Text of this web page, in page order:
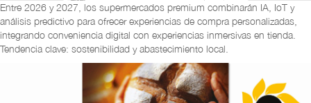
Entre 2026 y 2027, los supermercados premium combinarán IA, IoT y
análisis predictivo para ofrecer experiencias de compra personalizadas,
integrando conveniencia digital con experiencias inmersivas en tienda.
Tendencia clave: sostenibilidad y abastecimiento local.